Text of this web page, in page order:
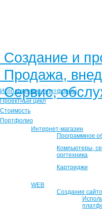
Создание и
Продажа,
Сервис,
Используемые платформы
Проектный цикл
Стоимость
Портфолио
Интернет-магазин
Программное
Компьютеры,
оргтехника
Картриджи
WEB
Создание